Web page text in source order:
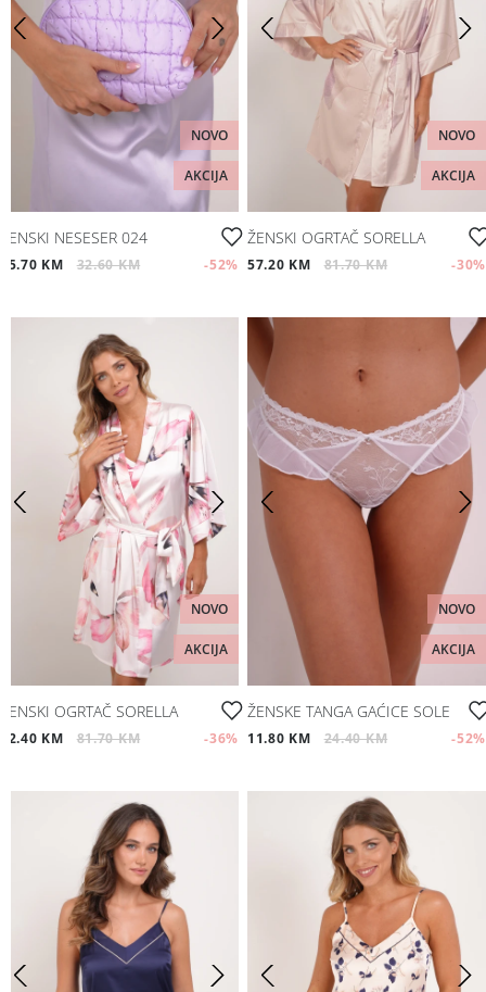
NOVO
AKCIJA
ŽENSKI NESESER 024
15.70 KM 32.60 KM -52%
NOVO
AKCIJA
ŽENSKI OGRTAČ SORELLA
57.20 KM 81.70 KM -30%
NOVO
AKCIJA
ŽENSKI OGRTAČ SORELLA
52.40 KM 81.70 KM -36%
NOVO
AKCIJA
ŽENSKE TANGA GAĆICE SOLE
11.80 KM 24.40 KM -52%